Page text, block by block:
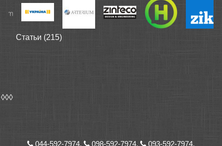
Статьи (215)
◊◊◊
044-592-7974, 098-592-7974, 093-592-7974,